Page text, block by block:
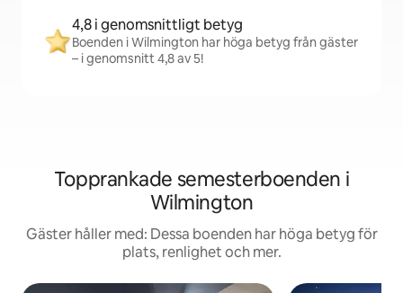
4,8 i genomsnittligt betyg
Boenden i Wilmington har höga betyg från gäster
– i genomsnitt 4,8 av 5!
Topprankade semesterboenden i
Wilmington
Gäster håller med: Dessa boenden har höga betyg för
plats, renlighet och mer.